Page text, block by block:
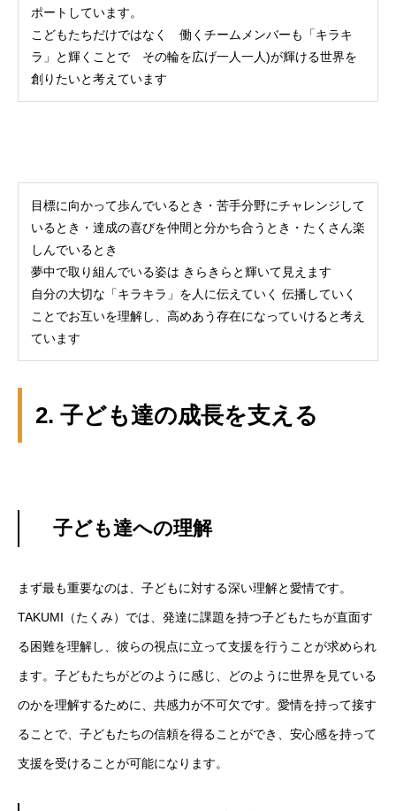
ポートしています。
こどもたちだけではなく 働くチームメンバーも「キラキ
ラ」と輝くことで その輪を広げ一人一人)が輝ける世界を
創りたいと考えています
目標に向かって歩んでいるとき・苦手分野にチャレンジして
いるとき・達成の喜びを仲間と分かち合うとき・たくさん楽
しんでいるとき
夢中で取り組んでいる姿は きらきらと輝いて見えます
自分の大切な「キラキラ」を人に伝えていく 伝播していく
ことでお互いを理解し、高めあう存在になっていけると考え
ています
2. 子ども達の成長を支える
子ども達への理解
まず最も重要なのは、子どもに対する深い理解と愛情です。
TAKUMI（たくみ）では、発達に課題を持つ子どもたちが直面す
る困難を理解し、彼らの視点に立って支援を行うことが求められ
ます。子どもたちがどのように感じ、どのように世界を見ている
のかを理解するために、共感力が不可欠です。愛情を持って接す
ることで、子どもたちの信頼を得ることができ、安心感を持って
支援を受けることが可能になります。